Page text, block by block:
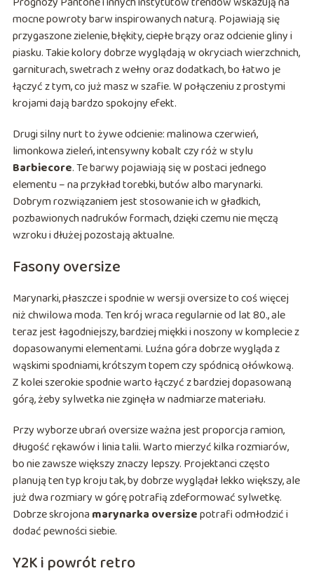
mocne powroty barw inspirowanych naturą. Pojawiają się
przygaszone zielenie, błękity, ciepłe brązy oraz odcienie gliny i
piasku. Takie kolory dobrze wyglądają w okryciach wierzchnich,
garniturach, swetrach z wełny oraz dodatkach, bo łatwo je
łączyć z tym, co już masz w szafie. W połączeniu z prostymi
krojami dają bardzo spokojny efekt.
Drugi silny nurt to żywe odcienie: malinowa czerwień,
limonkowa zieleń, intensywny kobalt czy róż w stylu
Barbiecore. Te barwy pojawiają się w postaci jednego
elementu – na przykład torebki, butów albo marynarki.
Dobrym rozwiązaniem jest stosowanie ich w gładkich,
pozbawionych nadruków formach, dzięki czemu nie męczą
wzroku i dłużej pozostają aktualne.
Fasony oversize
Marynarki, płaszcze i spodnie w wersji oversize to coś więcej
niż chwilowa moda. Ten krój wraca regularnie od lat 80., ale
teraz jest łagodniejszy, bardziej miękki i noszony w komplecie z
dopasowanymi elementami. Luźna góra dobrze wygląda z
wąskimi spodniami, krótszym topem czy spódnicą ołówkową.
Z kolei szerokie spodnie warto łączyć z bardziej dopasowaną
górą, żeby sylwetka nie zginęła w nadmiarze materiału.
Przy wyborze ubrań oversize ważna jest proporcja ramion,
długość rękawów i linia talii. Warto mierzyć kilka rozmiarów,
bo nie zawsze większy znaczy lepszy. Projektanci często
planują ten typ kroju tak, by dobrze wyglądał lekko większy, ale
już dwa rozmiary w górę potrafią zdeformować sylwetkę.
Dobrze skrojona marynarka oversizepotrafi odmłodzić i
dodać pewności siebie.
Y2K i powrót retro